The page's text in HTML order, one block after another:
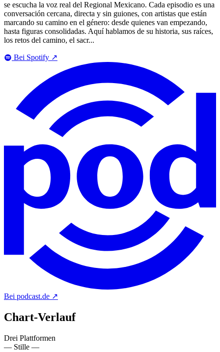
se escucha la voz real del Regional Mexicano. Cada episodio es una
conversación cercana, directa y sin guiones, con artistas que están
marcando su camino en el género: desde quienes van empezando,
hasta figuras consolidadas. Aquí hablamos de su historia, sus raíces,
los retos del camino, el sacr...
Bei Spotify ↗
Bei podcast.de ↗
Chart-Verlauf
Drei Plattformen
— Stille —